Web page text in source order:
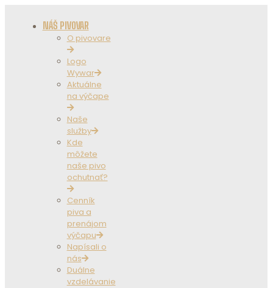
NÁŠ PIVOVAR
O pivovare
Logo
Wywar
Aktuálne
na výčape
Naše
služby
Kde
môžete
naše pivo
ochutnať?
Cenník
piva a
prenájom
výčapu
Napísali o
nás
Duálne
vzdelávanie